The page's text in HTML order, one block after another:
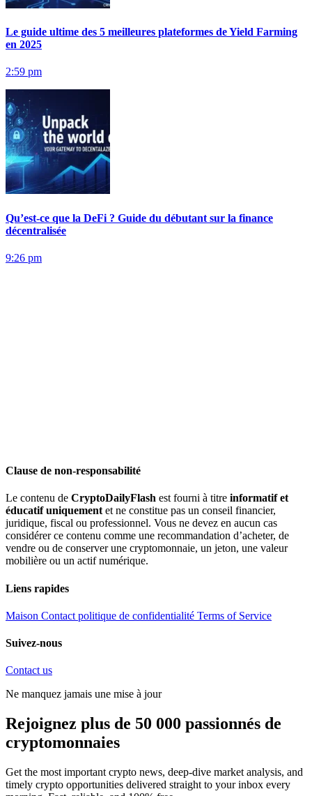
Le guide ultime des 5 meilleures plateformes de Yield Farming
en 2025
2:59 pm
Qu’est-ce que la DeFi ? Guide du débutant sur la finance
décentralisée
9:26 pm
Clause de non-responsabilité
Le contenu de CryptoDailyFlash est fourni à titre informatif et
éducatif uniquement et ne constitue pas un conseil financier,
juridique, fiscal ou professionnel. Vous ne devez en aucun cas
considérer ce contenu comme une recommandation d’acheter, de
vendre ou de conserver une cryptomonnaie, un jeton, une valeur
mobilière ou un actif numérique.
Liens rapides
Maison Contact politique de confidentialité Terms of Service
Suivez-nous
Contact us
Ne manquez jamais une mise à jour
Rejoignez plus de 50 000 passionnés de
cryptomonnaies
Get the most important crypto news, deep-dive market analysis, and
timely crypto opportunities delivered straight to your inbox every